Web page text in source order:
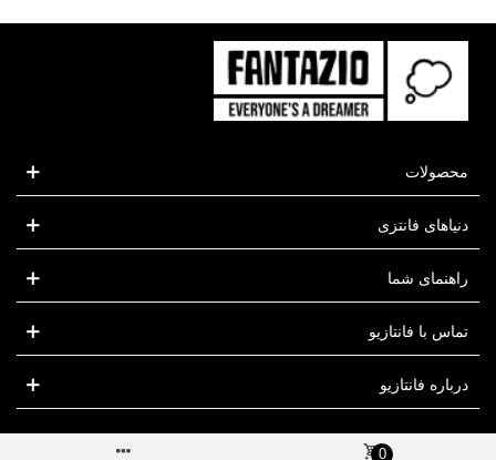
محصولات
دنیاهای فانتزی
راهنمای شما
تماس با فانتازیو
درباره فانتازیو
0